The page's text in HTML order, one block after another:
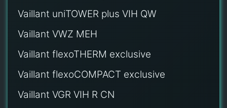
Vaillant uniTOWER plus VIH QW
Vaillant VWZ MEH
Vaillant flexoTHERM exclusive
Vaillant flexoCOMPACT exclusive
Vaillant VGR VIH R CN